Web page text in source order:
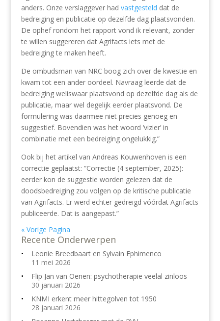
anders. Onze verslaggever had vastgesteld dat de
bedreiging en publicatie op dezelfde dag plaatsvonden.
De ophef rondom het rapport vond ik relevant, zonder
te willen suggereren dat Agrifacts iets met de
bedreiging te maken heeft.
De ombudsman van NRC boog zich over de kwestie en
kwam tot een ander oordeel. Navraag leerde dat de
bedreiging weliswaar plaatsvond op dezelfde dag als de
publicatie, maar wel degelijk eerder plaatsvond. De
formulering was daarmee niet precies genoeg en
suggestief. Bovendien was het woord ‘vizier’ in
combinatie met een bedreiging ongelukkig.”
Ook bij het artikel van Andreas Kouwenhoven is een
correctie geplaatst: “Correctie (4 september, 2025):
eerder kon de suggestie worden gelezen dat de
doodsbedreiging zou volgen op de kritische publicatie
van Agrifacts. Er werd echter gedreigd vóórdat Agrifacts
publiceerde. Dat is aangepast.”
« Vorige Pagina
Recente Onderwerpen
Leonie Breedbaart en Sylvain Ephimenco
11 mei 2026
Flip Jan van Oenen: psychotherapie veelal zinloos
30 januari 2026
KNMI erkent meer hittegolven tot 1950
28 januari 2026